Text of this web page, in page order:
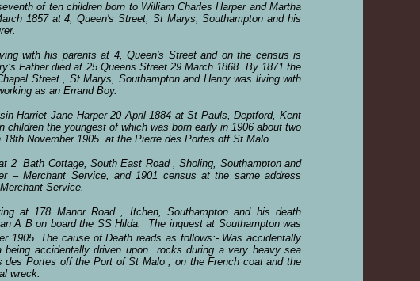
of ten children born to William Charles Harper and Martha
1857 at 4, Queen's Street, St Marys, Southampton and his
with his parents at 4, Queen's Street and on the census is
Father died at 25 Queens Street 29 March 1868. By 1871 the
Street , St Marys, Southampton and Henry was living with
as an Errand Boy.
Harriet Jane Harper 20 April 1884 at St Pauls, Deptford, Kent
children the youngest of which was born early in 1906 about two
November 1905 at the Pierre des Portes off St Malo.
2 Bath Cottage, South East Road , Sholing, Southampton and
– Merchant Service, and 1901 census at the same address
Service.
178 Manor Road , Itchen, Southampton and his death
A B on board the SS Hilda. The inquest at Southampton was
1905. The cause of Death reads as follows:- Was accidentally
being accidentally driven upon rocks during a very heavy sea
des Portes off the Port of St Malo , on the French coat and the
wreck.